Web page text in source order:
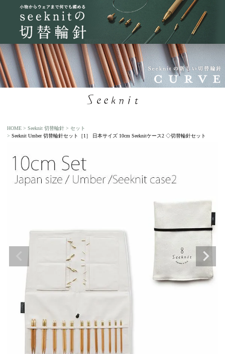
HOME Seeknit 切替輪針
セット
Seeknit Umber 切替輪針セット［1］ 日本サイズ 10cm Seeknitケース2 ◇切替輪針セット